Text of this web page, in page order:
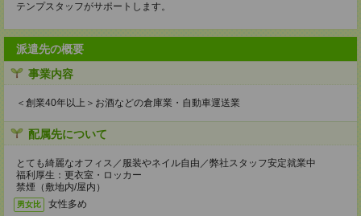
テンプスタッフがサポートします。
派遣先の概要
事業内容
＜創業40年以上＞お酒などの倉庫業・自動車運送業
配属先について
とても綺麗なオフィス／服装やネイル自由／弊社スタッフ安定就業中
福利厚生：更衣室・ロッカー
禁煙（敷地内/屋内）
男女比 女性多め